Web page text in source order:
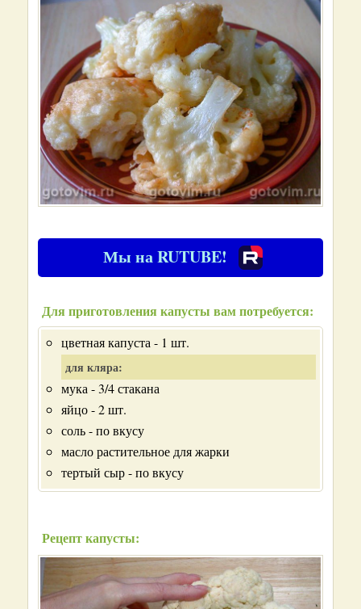
Мы на RUTUBE!
Для приготовления капусты вам потребуется:
цветная капуста - 1 шт.
для кляра:
мука - 3/4 стакана
яйцо - 2 шт.
соль - по вкусу
масло растительное для жарки
тертый сыр - по вкусу
Рецепт капусты: